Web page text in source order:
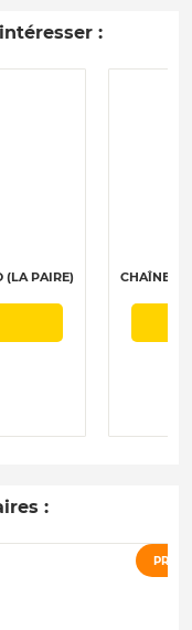
:
(LA PAIRE) CHAÎNES
: